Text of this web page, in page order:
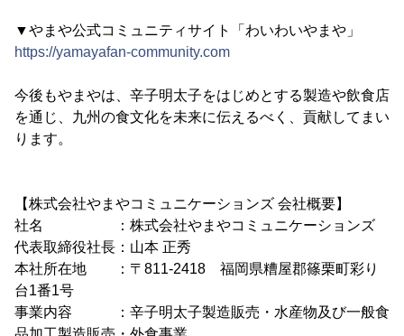
▼やまや公式コミュニティサイト「わいわいやまや」
https://yamayafan-community.com
今後もやまやは、辛子明太子をはじめとする製造や飲食店
を通じ、九州の食文化を未来に伝えるべく、貢献してまい
ります。
【株式会社やまやコミュニケーションズ 会社概要】
社名 ：株式会社やまやコミュニケーションズ
代表取締役社長：山本 正秀
本社所在地 ：〒811-2418 福岡県糟屋郡篠栗町彩り
台1番1号
事業内容 ：辛子明太子製造販売・水産物及び一般食